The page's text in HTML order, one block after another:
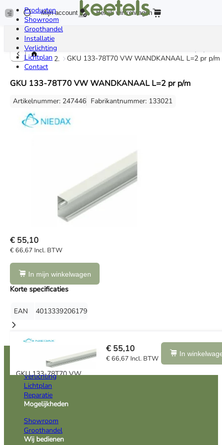
Mijn account Bekijk winkelwagen
Producten
Showroom
Groothandel
Installatie
Verlichting
Lichtplan
Contact
GKU 133-78T70 VW WANDKANAAL L=2 pr p/m
GKU 133-78T70 VW WANDKANAAL L=2 pr p/m
Artikelnummer: 247446 Fabrikantnummer: 133021
€ 55,10
€ 66,67 Incl. BTW
In mijn winkelwagen
Korte specificaties
EAN 4013339206179
GKU 133-78T70 VW
WANDKANAAL L=2 pr p/m
€ 55,10
€ 66,67 Incl. BTW
In
Installatie
Verlichting
Lichtplan
Reparatie
Mogelijkheden
Showroom
Groothandel
Wij bedienen